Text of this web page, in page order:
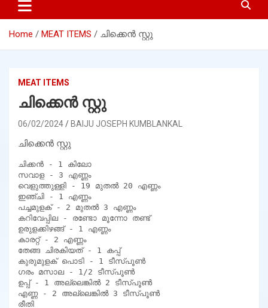
Home MEAT ITEMS ചിക്കെൻ സ്റ്റു
MEAT ITEMS
ചിക്കെൻ സ്റ്റു
06/02/2024 BAIJU JOSEPH KUMBLANKAL
ചിക്കെൻ സ്റ്റു
ചിക്കൻ - 1 കിലോ
സവാള - 3 എണ്ണം
വെളുത്തുള്ളി - 19 മുതൽ 20 എണ്ണം
ഇഞ്ചി - 1 എണ്ണം
പച്ചമുളക് - 2 മുതൽ 3 എണ്ണം
കറിവേപ്പില - രണ്ടോ മൂന്നോ തണ്ട്
ഉരുളക്കിഴങ്ങ് - 1 എണ്ണം
കാരറ്റ് - 2 എണ്ണം
തേങ്ങ ചിരകിയത് - 1 കപ്പ്
കുരുമുളക് പൊടി - 1 ടീസ്പൂൺ
ഗരം മസാല - 1/2 ടീസ്പൂൺ
ഉപ്പ് - 1 അല്ലെങ്കിൽ 2 ടീസ്പൂൺ
എണ്ണ - 2 അല്ലെങ്കിൽ 3 ടീസ്പൂൺ
രീതി